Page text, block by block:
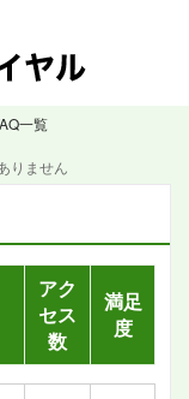
一覧
りません
アク
セス
数
満足
度